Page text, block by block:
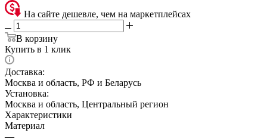
На сайте дешевле, чем на маркетплейсах
В корзину
Купить в 1 клик
Доставка:
Москва и область, РФ и Беларусь
Установка:
Москва и область, Центральный регион
Характеристики
Материал
—